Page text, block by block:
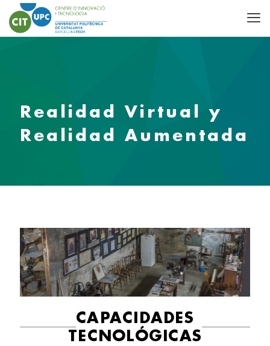
Realidad Virtual y
Realidad Aumentada
CAPACIDADES
TECNOLÓGICAS